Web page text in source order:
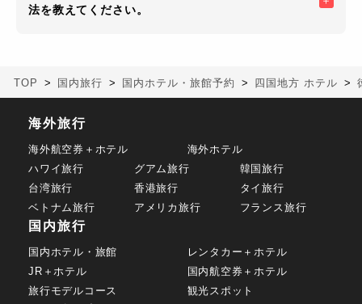
法を教えてください。
TOP 国内旅行 国内ホテル・旅館予約 四国地方 ホテル
海外旅行
海外航空券＋ホテル
海外ホテル
ハワイ旅行
グアム旅行
韓国旅行
台湾旅行
香港旅行
タイ旅行
ベトナム旅行
アメリカ旅行 フランス旅行
国内旅行
国内ホテル・旅館
レンタカー＋ホテル
JR＋ホテル
国内航空券＋ホテル
旅行モデルコース
観光スポット